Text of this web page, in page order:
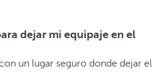
dejar mi equipaje en el
un lugar seguro donde dejar el